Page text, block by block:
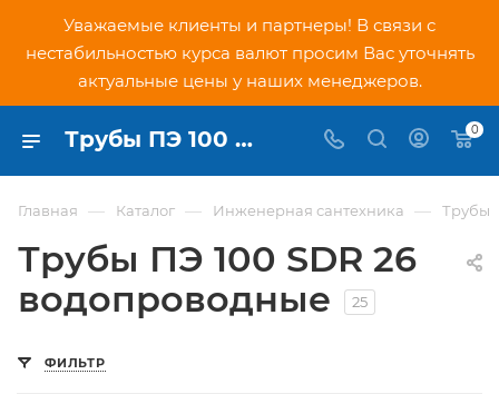
Уважаемые клиенты и партнеры! В связи с
нестабильностью курса валют просим Вас уточнять
актуальные цены у наших менеджеров.
Трубы ПЭ 100 SDR 26 для воды купить в Москве - цены в интернет-магазине PNDtech.ru 0
Главная — Каталог — Инженерная сантехника — Трубы
Трубы ПЭ 100 SDR 26
водопроводные
25
ФИЛЬТР